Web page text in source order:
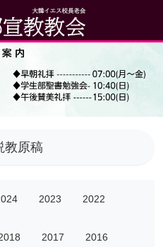
教原稿
2023 2022
2017 2016